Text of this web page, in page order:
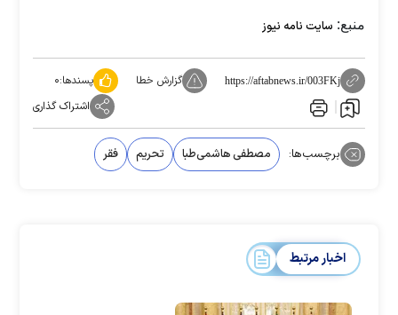
منبع: سایت نامه نیوز
https://aftabnews.ir/003FKj گزارش خطا پسندها:۰
اشتراک گذاری
برچسب‌ها: مصطفی هاشمی‌طبا تحریم فقر
اخبار مرتبط